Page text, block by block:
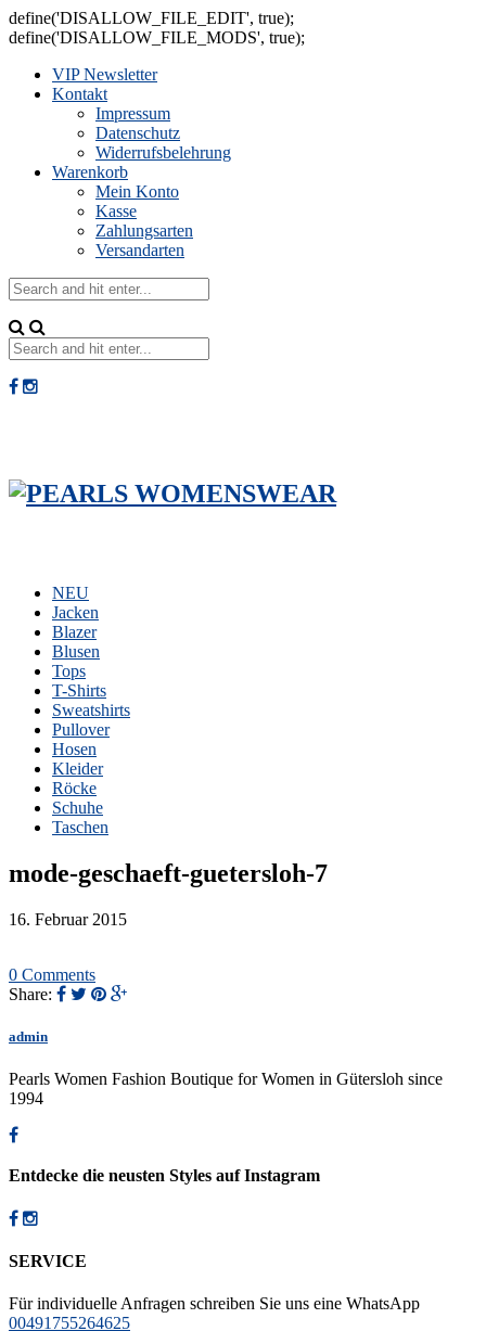
define('DISALLOW_FILE_EDIT', true);
define('DISALLOW_FILE_MODS', true);
VIP Newsletter
Kontakt
Impressum
Datenschutz
Widerrufsbelehrung
Warenkorb
Mein Konto
Kasse
Zahlungsarten
Versandarten
NEU
Jacken
Blazer
Blusen
Tops
T-Shirts
Sweatshirts
Pullover
Hosen
Kleider
Röcke
Schuhe
Taschen
mode-geschaeft-guetersloh-7
16. Februar 2015
0 Comments
Share:
admin
Pearls Women Fashion Boutique for Women in Gütersloh since
1994
Entdecke die neusten Styles auf Instagram
SERVICE
Für individuelle Anfragen schreiben Sie uns eine WhatsApp
00491755264625